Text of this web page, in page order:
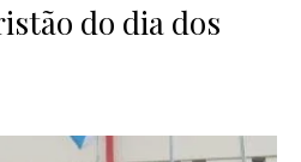
do dia dos